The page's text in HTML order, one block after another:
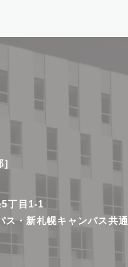
]
丁目1-1
・新札幌キャンパス共通